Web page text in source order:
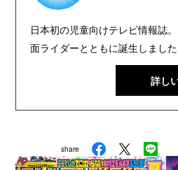
日本初の児童向けテレビ情報誌
面ライダーとともに誕生しまし
細は、YouTubeの『テレビマ
ル』で配信中。講談社発行の幼
Instagram：＠tele_maga
詳し
share